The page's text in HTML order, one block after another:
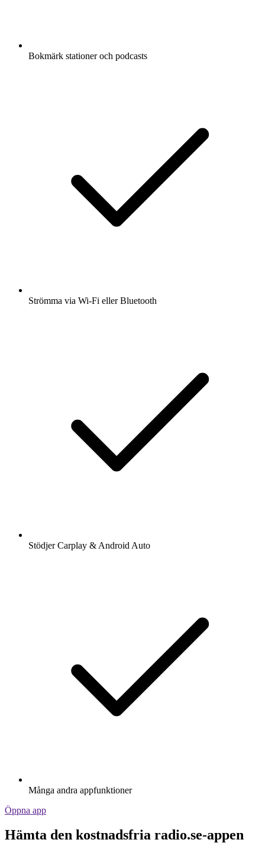
Bokmärk stationer och podcasts
Strömma via Wi-Fi eller Bluetooth
Stödjer Carplay & Android Auto
Många andra appfunktioner
Öppna app
Hämta den kostnadsfria radio.se-appen